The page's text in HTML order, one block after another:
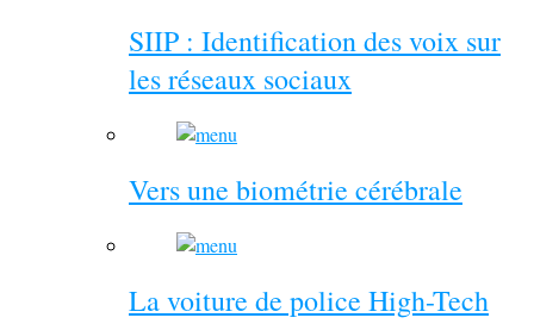
SIIP : Identification des voix sur
les réseaux sociaux
Vers une biométrie cérébrale
La voiture de police High-Tech